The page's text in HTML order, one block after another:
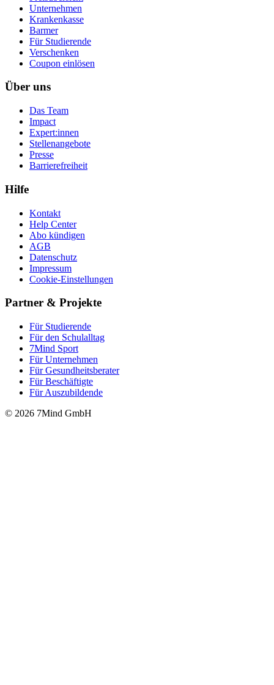
Unternehmen
Krankenkasse
Barmer
Für Studierende
Ver­schen­ken
Coupon einlösen
Über uns
Das Team
Impact
Expert:innen
Stellenangebote
Presse
Barrierefreiheit
Hilfe
Kontakt
Help Center
Abo kündigen
AGB
Datenschutz
Impressum
Cookie-Einstellungen
Partner & Projekte
Für Stu­die­rende
Für den Schulalltag
7Mind Sport
Für Unter­neh­men
Für Gesund­heits­be­ra­ter
Für Beschäftigte
Für Auszubildende
© 2026 7Mind GmbH